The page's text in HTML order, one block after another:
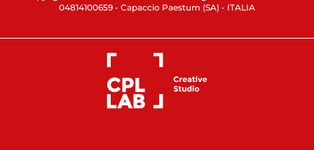
04814100659 - Capaccio Paestum (SA) - ITALIA